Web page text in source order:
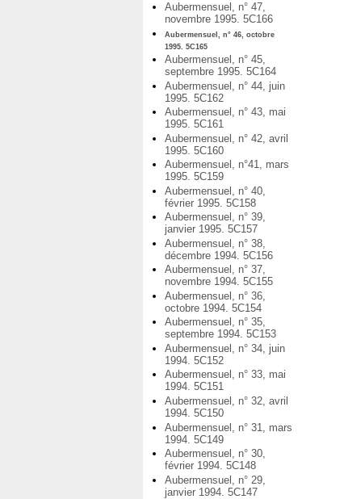
Aubermensuel, n° 47,
novembre 1995. 5C166
Aubermensuel, n° 46, octobre
1995. 5C165
Aubermensuel, n° 45,
septembre 1995. 5C164
Aubermensuel, n° 44, juin
1995. 5C162
Aubermensuel, n° 43, mai
1995. 5C161
Aubermensuel, n° 42, avril
1995. 5C160
Aubermensuel, n°41, mars
1995. 5C159
Aubermensuel, n° 40,
février 1995. 5C158
Aubermensuel, n° 39,
janvier 1995. 5C157
Aubermensuel, n° 38,
décembre 1994. 5C156
Aubermensuel, n° 37,
novembre 1994. 5C155
Aubermensuel, n° 36,
octobre 1994. 5C154
Aubermensuel, n° 35,
septembre 1994. 5C153
Aubermensuel, n° 34, juin
1994. 5C152
Aubermensuel, n° 33, mai
1994. 5C151
Aubermensuel, n° 32, avril
1994. 5C150
Aubermensuel, n° 31, mars
1994. 5C149
Aubermensuel, n° 30,
février 1994. 5C148
Aubermensuel, n° 29,
janvier 1994. 5C147